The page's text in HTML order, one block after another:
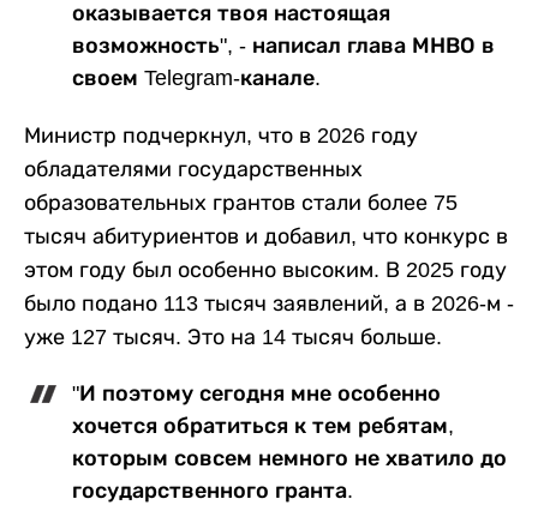
оказывается твоя настоящая
возможность", - написал глава МНВО в
своем Telegram-канале.
Министр подчеркнул, что в 2026 году
обладателями государственных
образовательных грантов стали более 75
тысяч абитуриентов и добавил, что конкурс в
этом году был особенно высоким. В 2025 году
было подано 113 тысяч заявлений, а в 2026-м -
уже 127 тысяч. Это на 14 тысяч больше.
"И поэтому сегодня мне особенно
хочется обратиться к тем ребятам,
которым совсем немного не хватило до
государственного гранта.